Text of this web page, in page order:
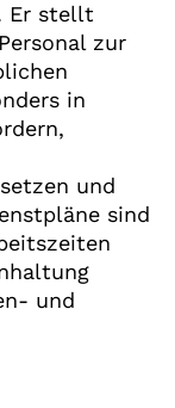
Er stellt
zur
in
und
sind
und